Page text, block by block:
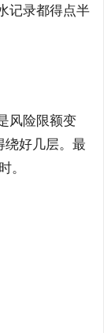
记录都得点半
风险限额变
绕好几层。最
。